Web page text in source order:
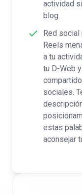
actividad
blog.
Red social
Reels
a tu
tu D-Web
sociales.
estas
aconsejar